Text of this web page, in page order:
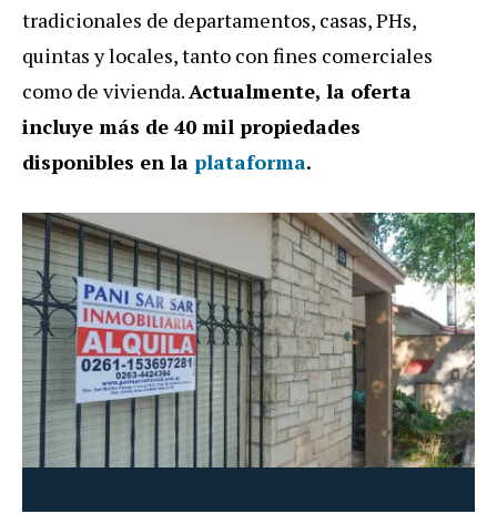
tradicionales de departamentos, casas, PHs,
quintas y locales, tanto con fines comerciales
como de vivienda.Actualmente, la oferta
incluye más de 40 mil propiedades
disponibles en la plataforma.